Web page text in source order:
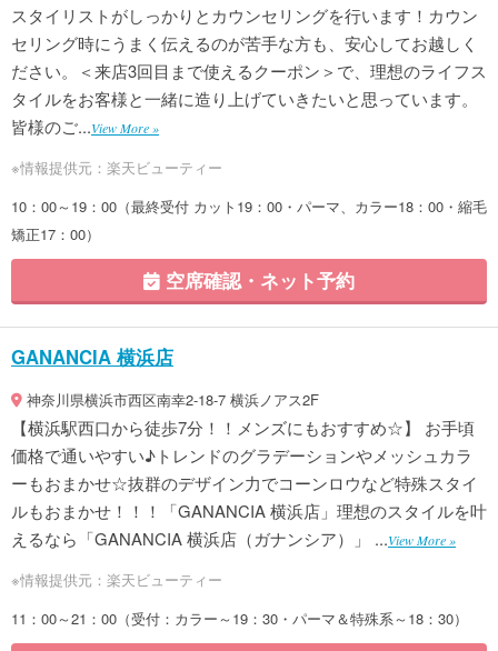
スタイリストがしっかりとカウンセリングを行います！カウン
セリング時にうまく伝えるのが苦手な方も、安心してお越しく
ださい。＜来店3回目まで使えるクーポン＞で、理想のライフス
タイルをお客様と一緒に造り上げていきたいと思っています。
皆様のご...View More »
※情報提供元：楽天ビューティー
10：00～19：00（最終受付 カット19：00・パーマ、カラー18：00・縮毛
矯正17：00）
空席確認・ネット予約
GANANCIA 横浜店
神奈川県横浜市西区南幸2-18-7 横浜ノアス2F
【横浜駅西口から徒歩7分！！メンズにもおすすめ☆】 お手頃
価格で通いやすい♪トレンドのグラデーションやメッシュカラ
ーもおまかせ☆抜群のデザイン力でコーンロウなど特殊スタイ
ルもおまかせ！！！「GANANCIA 横浜店」理想のスタイルを叶
えるなら「GANANCIA 横浜店（ガナンシア）」 ...View More »
※情報提供元：楽天ビューティー
11：00～21：00（受付：カラー～19：30・パーマ＆特殊系～18：30）